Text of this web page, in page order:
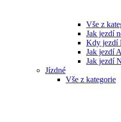
Vše z
Jak jezdí
Kdy jezdí
Jak jezdí
Jak jezdí
Jízdné
Vše z kategorie